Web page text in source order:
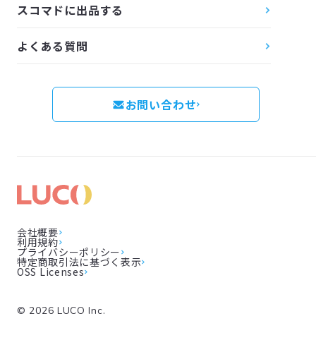
スコマドに出品する
よくある質問
お問い合わせ
会社概要
利用規約
プライバシーポリシー
特定商取引法に基づく表示
OSS Licenses
© 2026 LUCO Inc.